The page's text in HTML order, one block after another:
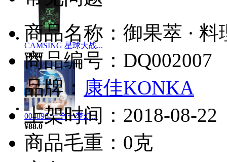
CAMSING 星球大战...
¥88.0
004896-三合一梦幻...
¥88.0
商品名称：御果萃 · 料
商品编号：DQ002007
品牌： 康佳KONKA
上架时间：2018-08-22
商品毛重：0克